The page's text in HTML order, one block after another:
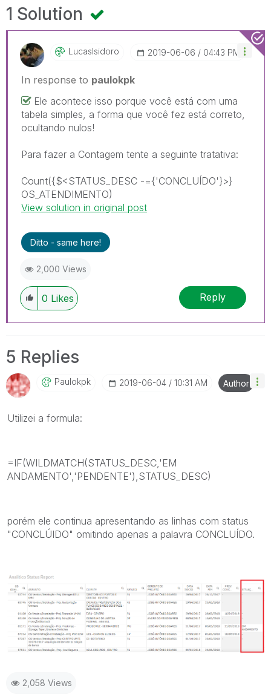
1 Solution
LucasIsidoro ‎2019-06-06 04:43 PM
In response to paulokpk
Ele acontece isso porque você está com uma
tabela simples, a forma que você fez está correto,
ocultando nulos!
Para fazer a Contagem tente a seguinte tratativa:
Count({$<STATUS_DESC -={'CONCLUÍDO'}>}
OS_ATENDIMENTO)
View solution in original post
Ditto - same here!
2,000 Views
0 Likes Reply
5 Replies
Paulokpk ‎2019-06-04 10:31 AM Author
Utilizei a formula:
=IF(WILDMATCH(STATUS_DESC,'EM
ANDAMENTO','PENDENTE'),STATUS_DESC)
porém ele continua apresentando as linhas com status
"CONCLÚIDO" omitindo apenas a palavra CONCLUÍDO.
2,058 Views